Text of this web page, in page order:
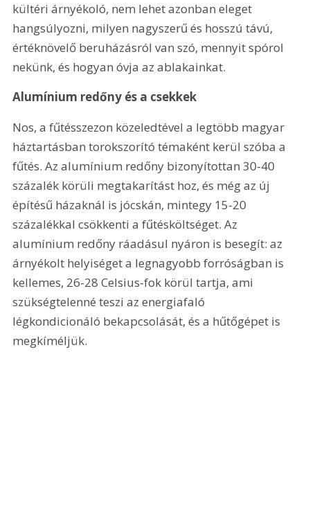
kültéri árnyékoló, nem lehet azonban eleget
hangsúlyozni, milyen nagyszerű és hosszú távú,
értéknövelő beruházásról van szó, mennyit spórol
nekünk, és hogyan óvja az ablakainkat.
Alumínium redőny és a csekkek
Nos, a fűtésszezon közeledtével a legtöbb magyar
háztartásban torokszorító témaként kerül szóba a
fűtés. Az alumínium redőny bizonyítottan 30-40
százalék körüli megtakarítást hoz, és még az új
építésű házaknál is jócskán, mintegy 15-20
százalékkal csökkenti a fűtésköltséget. Az
alumínium redőny ráadásul nyáron is besegít: az
árnyékolt helyiséget a legnagyobb forróságban is
kellemes, 26-28 Celsius-fok körül tartja, ami
szükségtelenné teszi az energiafaló
légkondicionáló bekapcsolását, és a hűtőgépet is
megkíméljük.